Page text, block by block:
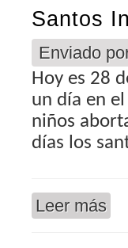
Santos
Enviado
Hoy es 28
un día en
niños
días los
Leer más